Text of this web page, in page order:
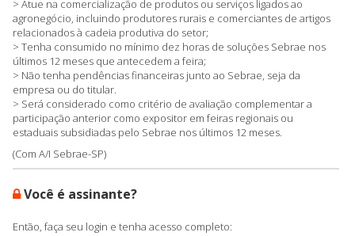
> Atue na comercialização de produtos ou serviços ligados ao
agronegócio, incluindo produtores rurais e comerciantes de artigos
relacionados à cadeia produtiva do setor;
> Tenha consumido no mínimo dez horas de soluções Sebrae nos
últimos 12 meses que antecedem a feira;
> Não tenha pendências financeiras junto ao Sebrae, seja da
empresa ou do titular.
> Será considerado como critério de avaliação complementar a
participação anterior como expositor em feiras regionais ou
estaduais subsidiadas pelo Sebrae nos últimos 12 meses.
(Com A/I Sebrae-SP)
Você é assinante?
Então, faça seu login e tenha acesso completo: